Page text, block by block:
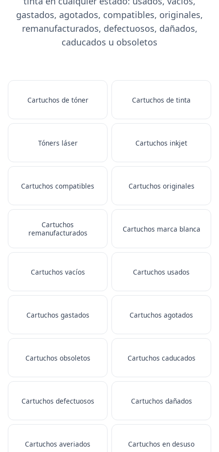
gastados, agotados, compatibles, originales,
remanufacturados, defectuosos, dañados,
caducados u obsoletos
Cartuchos de tóner Cartuchos de tinta
Tóners láser Cartuchos inkjet
Cartuchos compatibles Cartuchos originales
Cartuchos
remanufacturados
Cartuchos marca blanca
Cartuchos vacíos Cartuchos usados
Cartuchos gastados Cartuchos agotados
Cartuchos obsoletos Cartuchos caducados
Cartuchos defectuosos Cartuchos dañados
Cartuchos averiados Cartuchos en desuso